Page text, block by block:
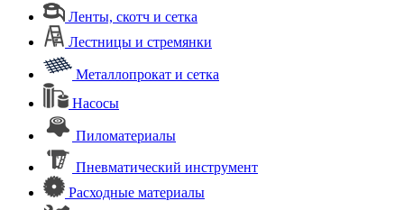
Ленты, скотч и сетка
Лестницы и стремянки
Металлопрокат и сетка
Насосы
Пиломатериалы
Пневматический инструмент
Расходные материалы